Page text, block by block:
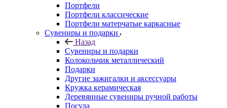
Портфели
Портфели классические
Портфели матерчатые каркасные
Сувениры и подарки
Назад
Сувениры и подарки
Колокольчик металлический
Подарки
Другие зажигалки и аксессуары
Кружка керамическая
Деревянные сувениры ручной работы
Посуда